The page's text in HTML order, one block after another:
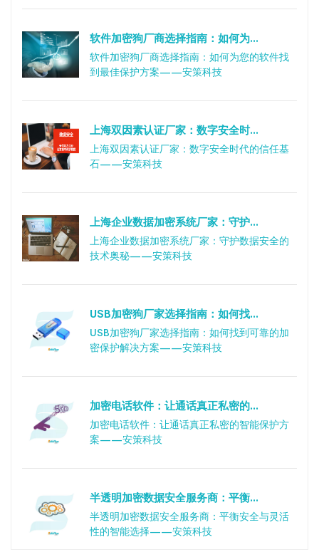
软件加密狗厂商选择指南：如何为...
软件加密狗厂商选择指南：如何为您的软件找
到最佳保护方案——安策科技
上海双因素认证厂家：数字安全时...
上海双因素认证厂家：数字安全时代的信任基
石——安策科技
上海企业数据加密系统厂家：守护...
上海企业数据加密系统厂家：守护数据安全的
技术奥秘——安策科技
USB加密狗厂家选择指南：如何找...
USB加密狗厂家选择指南：如何找到可靠的加
密保护解决方案——安策科技
加密电话软件：让通话真正私密的...
加密电话软件：让通话真正私密的智能保护方
案——安策科技
半透明加密数据安全服务商：平衡...
半透明加密数据安全服务商：平衡安全与灵活
性的智能选择——安策科技